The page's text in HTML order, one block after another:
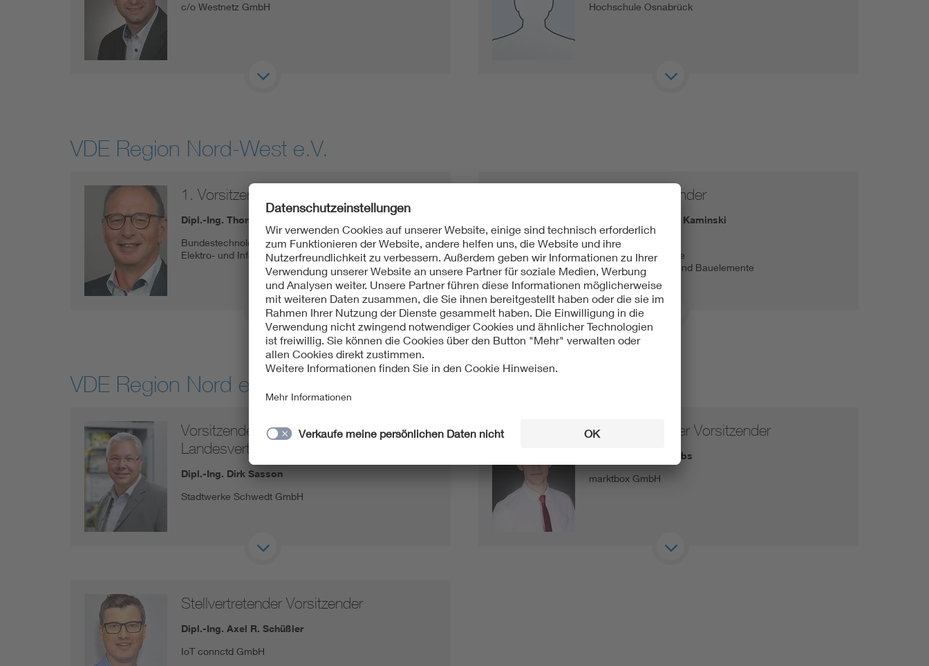
c/o Westnetz GmbH
Hochschule Osnabrück
VDE Region Nord-West e.V.
1. Vorsitzender
Dipl.-Ing. Thorsten Janßen
Bundestechnologiezentrum für
Elektro- und Informationstechnik e.V.
Stellv. Vorsitzender
Prof. Dr.-Ing. Nando Kaminski
Universität Bremen
Institut für el. Antriebe
Leistungselektronik und Bauelemente
VDE Region Nord e.V.
Vorsitzender, Sprecher der
Landesvertretung
Dipl.-Ing. Dirk Sasson
Stadtwerke Schwedt GmbH
Stellvertretender Vorsitzender
Wirt.-Ing. Lukas Krebs
marktbox GmbH
Stellvertretender Vorsitzender
Dipl.-Ing. Axel R. Schüßler
IoT connctd GmbH